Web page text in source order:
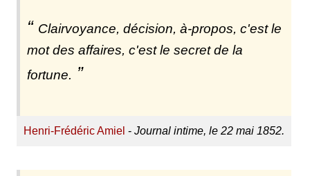
Clairvoyance, décision, à-propos, c'est le
mot des affaires, c'est le secret de la
fortune.
Henri-Frédéric Amiel - Journal intime, le 22 mai 1852.